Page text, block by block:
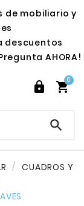
de mobiliario y
descuentos
AHORA!
 
0

CUADROS Y